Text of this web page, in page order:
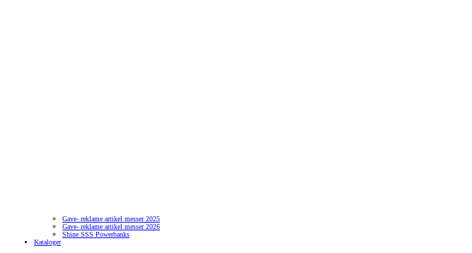
Gave- reklame artikel messer 2025
Gave- reklame artikel messer 2026
Shine SSS Powerbanks
Kataloger